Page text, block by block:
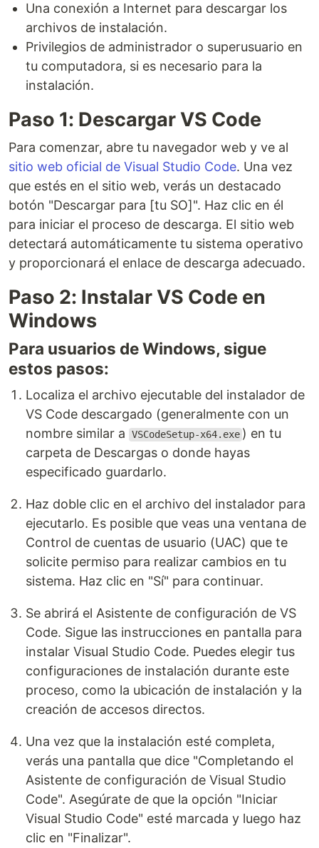
Una conexión a Internet para descargar los
archivos de instalación.
Privilegios de administrador o superusuario en
tu computadora, si es necesario para la
instalación.
Paso 1: Descargar VS Code
Para comenzar, abre tu navegador web y ve al
sitio web oficial de Visual Studio Code. Una vez
que estés en el sitio web, verás un destacado
botón "Descargar para [tu SO]". Haz clic en él
para iniciar el proceso de descarga. El sitio web
detectará automáticamente tu sistema operativo
y proporcionará el enlace de descarga adecuado.
Paso 2: Instalar VS Code en
Windows
Para usuarios de Windows, sigue
estos pasos:
Localiza el archivo ejecutable del instalador de
VS Code descargado (generalmente con un
nombre similar a
VSCodeSetup-x64.exe ) en tu
carpeta de Descargas o donde hayas
especificado guardarlo.
Haz doble clic en el archivo del instalador para
ejecutarlo. Es posible que veas una ventana de
Control de cuentas de usuario (UAC) que te
solicite permiso para realizar cambios en tu
sistema. Haz clic en "Sí" para continuar.
Se abrirá el Asistente de configuración de VS
Code. Sigue las instrucciones en pantalla para
instalar Visual Studio Code. Puedes elegir tus
configuraciones de instalación durante este
proceso, como la ubicación de instalación y la
creación de accesos directos.
Una vez que la instalación esté completa,
verás una pantalla que dice "Completando el
Asistente de configuración de Visual Studio
Code". Asegúrate de que la opción "Iniciar
Visual Studio Code" esté marcada y luego haz
clic en "Finalizar".